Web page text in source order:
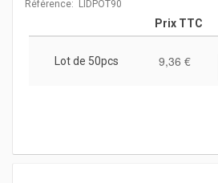
Référence: LIDPOT90
Prix TTC
Lot de 50pcs 9,36 €